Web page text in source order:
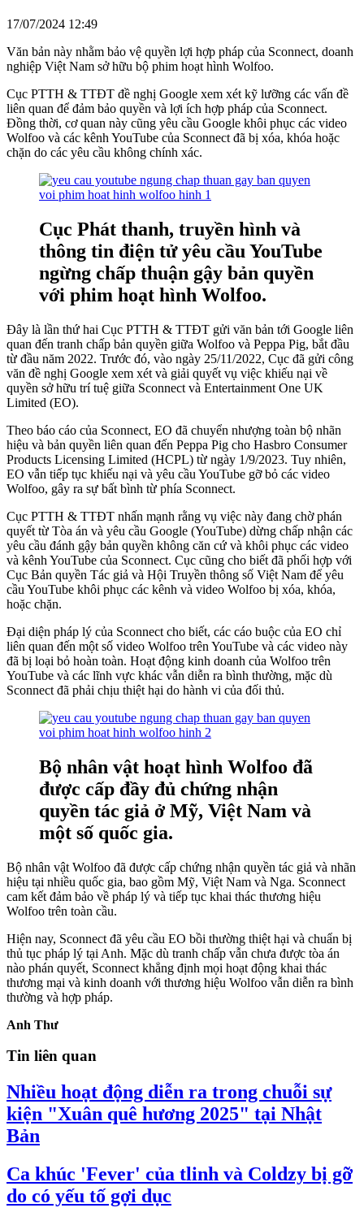
17/07/2024 12:49
Văn bản này nhằm bảo vệ quyền lợi hợp pháp của Sconnect, doanh
nghiệp Việt Nam sở hữu bộ phim hoạt hình Wolfoo.
Cục PTTH & TTĐT đề nghị Google xem xét kỹ lưỡng các vấn đề
liên quan để đảm bảo quyền và lợi ích hợp pháp của Sconnect.
Đồng thời, cơ quan này cũng yêu cầu Google khôi phục các video
Wolfoo và các kênh YouTube của Sconnect đã bị xóa, khóa hoặc
chặn do các yêu cầu không chính xác.
Cục Phát thanh, truyền hình và
thông tin điện tử yêu cầu YouTube
ngừng chấp thuận gậy bản quyền
với phim hoạt hình Wolfoo.
Đây là lần thứ hai Cục PTTH & TTĐT gửi văn bản tới Google liên
quan đến tranh chấp bản quyền giữa Wolfoo và Peppa Pig, bắt đầu
từ đầu năm 2022. Trước đó, vào ngày 25/11/2022, Cục đã gửi công
văn đề nghị Google xem xét và giải quyết vụ việc khiếu nại về
quyền sở hữu trí tuệ giữa Sconnect và Entertainment One UK
Limited (EO).
Theo báo cáo của Sconnect, EO đã chuyển nhượng toàn bộ nhãn
hiệu và bản quyền liên quan đến Peppa Pig cho Hasbro Consumer
Products Licensing Limited (HCPL) từ ngày 1/9/2023. Tuy nhiên,
EO vẫn tiếp tục khiếu nại và yêu cầu YouTube gỡ bỏ các video
Wolfoo, gây ra sự bất bình từ phía Sconnect.
Cục PTTH & TTĐT nhấn mạnh rằng vụ việc này đang chờ phán
quyết từ Tòa án và yêu cầu Google (YouTube) dừng chấp nhận các
yêu cầu đánh gậy bản quyền không căn cứ và khôi phục các video
và kênh YouTube của Sconnect. Cục cũng cho biết đã phối hợp với
Cục Bản quyền Tác giả và Hội Truyền thông số Việt Nam để yêu
cầu YouTube khôi phục các kênh và video Wolfoo bị xóa, khóa,
hoặc chặn.
Đại diện pháp lý của Sconnect cho biết, các cáo buộc của EO chỉ
liên quan đến một số video Wolfoo trên YouTube và các video này
đã bị loại bỏ hoàn toàn. Hoạt động kinh doanh của Wolfoo trên
YouTube và các lĩnh vực khác vẫn diễn ra bình thường, mặc dù
Sconnect đã phải chịu thiệt hại do hành vi của đối thủ.
Bộ nhân vật hoạt hình Wolfoo đã
được cấp đầy đủ chứng nhận
quyền tác giả ở Mỹ, Việt Nam và
một số quốc gia.
Bộ nhân vật Wolfoo đã được cấp chứng nhận quyền tác giả và nhãn
hiệu tại nhiều quốc gia, bao gồm Mỹ, Việt Nam và Nga. Sconnect
cam kết đảm bảo về pháp lý và tiếp tục khai thác thương hiệu
Wolfoo trên toàn cầu.
Hiện nay, Sconnect đã yêu cầu EO bồi thường thiệt hại và chuẩn bị
thủ tục pháp lý tại Anh. Mặc dù tranh chấp vẫn chưa được tòa án
nào phán quyết, Sconnect khẳng định mọi hoạt động khai thác
thương mại và kinh doanh với thương hiệu Wolfoo vẫn diễn ra bình
thường và hợp pháp.
Anh Thư
Tin liên quan
Nhiều hoạt động diễn ra trong chuỗi sự
kiện "Xuân quê hương 2025" tại Nhật
Bản
Ca khúc 'Fever' của tlinh và Coldzy bị gỡ
do có yếu tố gợi dục